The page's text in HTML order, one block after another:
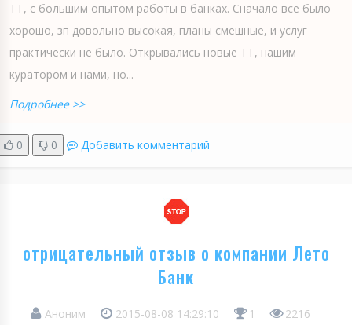
ТТ, с большим опытом работы в банках. Сначало все было
хорошо, зп довольно высокая, планы смешные, и услуг
практически не было. Открывались новые ТТ, нашим
куратором и нами, но...
Подробнее >>
0 0 Добавить комментарий
отрицательный отзыв о компании Лето
Банк
Аноним 2015-08-08 14:29:10 1 2216